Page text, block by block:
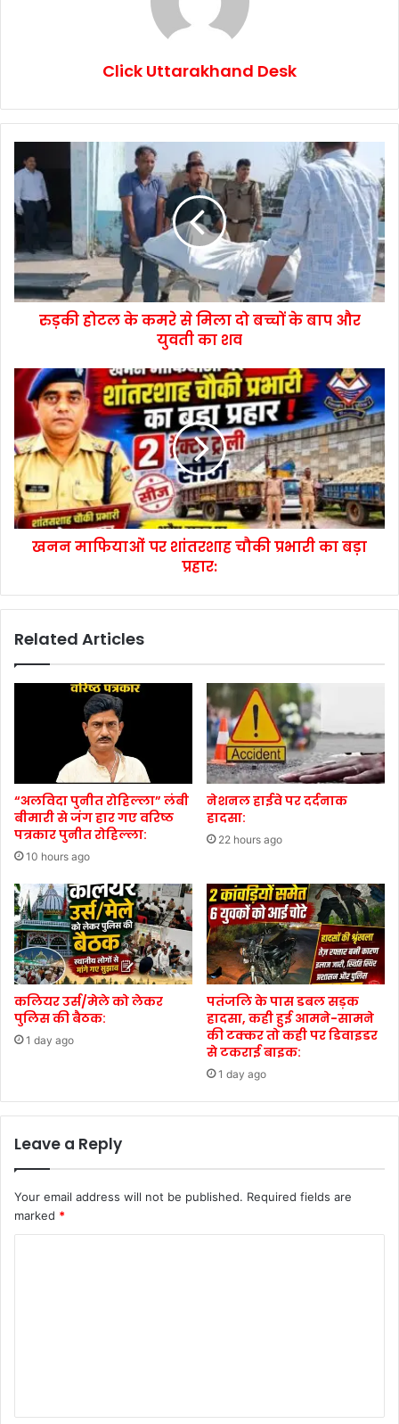
Click Uttarakhand Desk
रुड़की होटल के कमरे से मिला दो बच्चों के बाप और
युवती का शव
खनन माफियाओं पर शांतरशाह चौकी प्रभारी का बड़ा
प्रहार:
Related Articles
“अलविदा पुनीत रोहिल्ला” लंबी
बीमारी से जंग हार गए वरिष्ठ
पत्रकार पुनीत रोहिल्ला:
10 hours ago
नेशनल हाईवे पर दर्दनाक
हादसा:
22 hours ago
कलियर उर्स/मेले को लेकर
पुलिस की बैठक:
1 day ago
पतंजलि के पास डबल सड़क
हादसा, कही हुई आमने-सामने
की टक्कर तो कही पर डिवाइडर
से टकराई बाइक:
1 day ago
Leave a Reply
Your email address will not be published. Required fields are
marked *